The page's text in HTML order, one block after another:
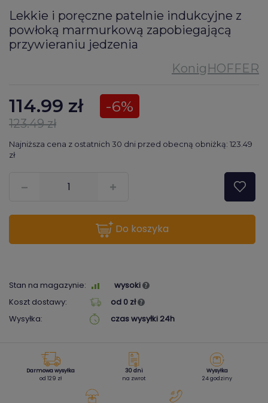
Lekkie i poręczne patelnie indukcyjne z
powłoką marmurkową zapobiegającą
przywieraniu jedzenia
114.99 zł -6%
123.49 zł
Najniższa cena z ostatnich 30 dni przed obecną obniżką: 123.49
zł
do koszyka
Stan na magazynie:
wysoki
Koszt dostawy:
od 0 zł
Wysyłka:
czas wysyłki 24h
Darmowa wysyłka
od 129 zł
30 dni
na zwrot
Wysyłka
24 godziny